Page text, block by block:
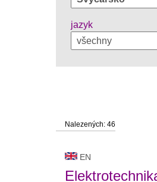
jazyk
Nalezených: 46
EN